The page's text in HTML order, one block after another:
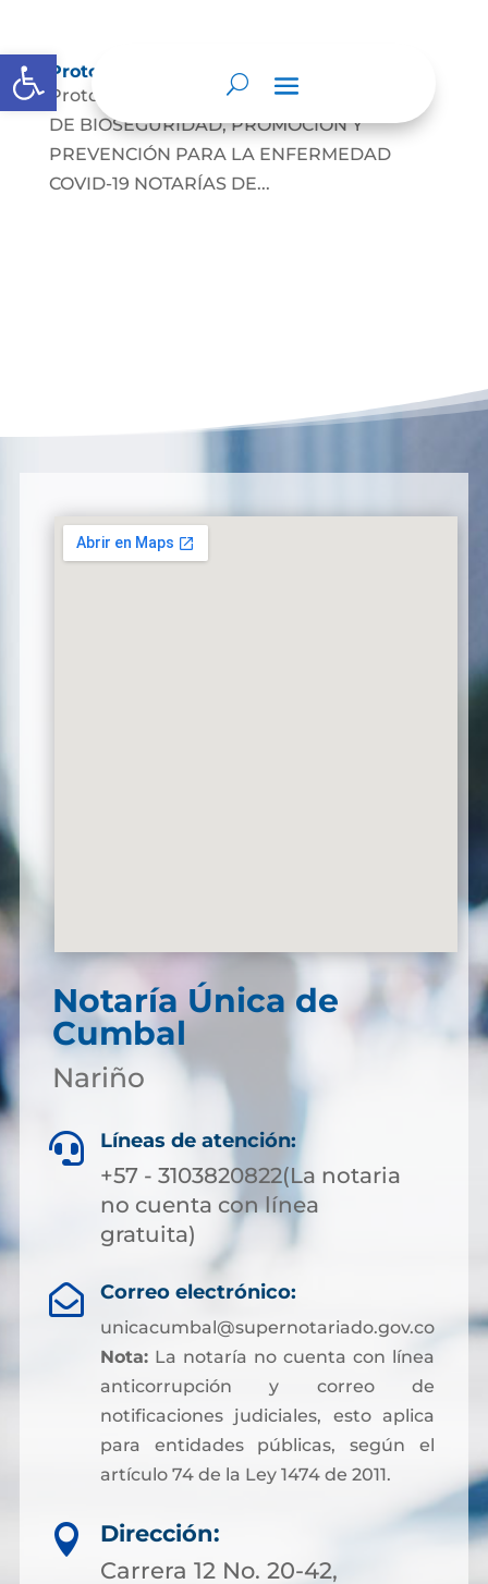
Abrir barra de herramientas
Protocolos de Atención
Protocolo atención COVID-19 PROTOCOLO
DE BIOSEGURIDAD, PROMOCIÓN Y
PREVENCIÓN PARA LA ENFERMEDAD
COVID-19 NOTARÍAS DE...
Notaría Única de
Cumbal
Nariño
 Líneas de atención:
+57 - 3103820822(La notaria
no cuenta con línea
gratuita)
 Correo electrónico:
unicacumbal@supernotariado.gov.co
Nota:La notaría no cuenta con línea
anticorrupción y correo de
notificaciones judiciales, esto aplica
para entidades públicas, según el
artículo 74 de la Ley 1474 de 2011.

Dirección:
Carrera 12 No. 20-42,